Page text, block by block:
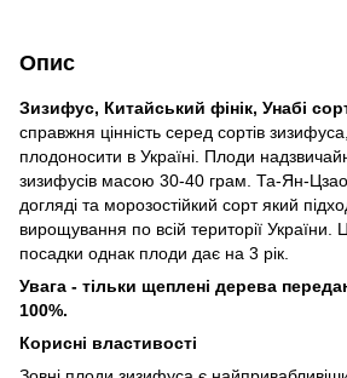
Опис
Зизифус, Китайський фінік, Унабі
справжня цінність серед сортів
плодоносити в Україні. Плоди
зизифусів масою 30-40 грам. Та-Ян-
догляді та морозостійкий сорт який
вирощування по всій території України.
посадки однак плоди дає на 3 рік.
Увага - тільки щеплені дерева
100%.
Корисні властивості